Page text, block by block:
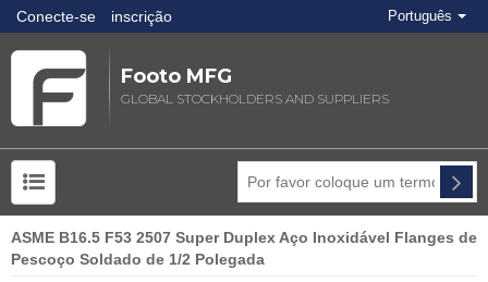
Conecte-se inscrição Português
Footo MFG
GLOBAL STOCKHOLDERS AND SUPPLIERS
ASME B16.5 F53 2507 Super Duplex Aço Inoxidável Flanges de
Pescoço Soldado de 1/2 Polegada